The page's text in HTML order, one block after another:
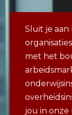
Sluit je aan
met het
jou in onze